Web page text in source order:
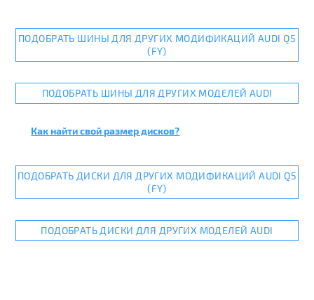
ПОДОБРАТЬ ШИНЫ ДЛЯ ДРУГИХ МОДИФИКАЦИЙ AUDI Q5
(FY)
ПОДОБРАТЬ ШИНЫ ДЛЯ ДРУГИХ МОДЕЛЕЙ AUDI
Как найти свой размер дисков?
ПОДОБРАТЬ ДИСКИ ДЛЯ ДРУГИХ МОДИФИКАЦИЙ AUDI Q5
(FY)
ПОДОБРАТЬ ДИСКИ ДЛЯ ДРУГИХ МОДЕЛЕЙ AUDI